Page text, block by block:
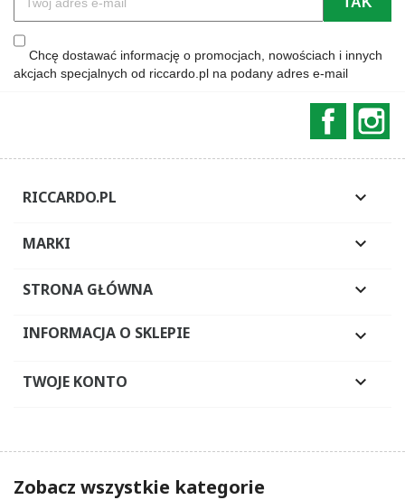
Chcę dostawać informację o promocjach, nowościach i innych
akcjach specjalnych od riccardo.pl na podany adres e-mail
RICCARDO.PL 
MARKI 
STRONA GŁÓWNA 
INFORMACJA O SKLEPIE 
TWOJE KONTO 
Zobacz wszystkie kategorie